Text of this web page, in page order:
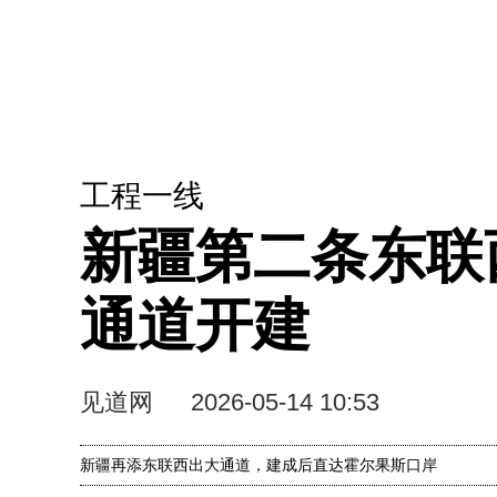
工程一线
新疆第二条东
通道开建
见道网 2026-05-14 10:53
新疆再添东联西出大通道，建成后直达霍尔果斯口岸